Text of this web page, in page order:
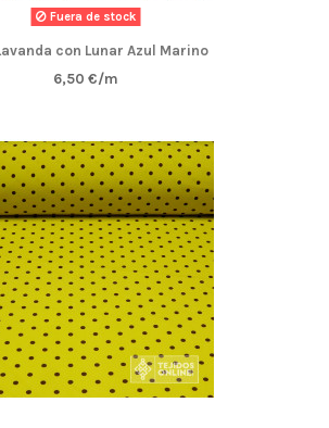
Fuera de stock
con Lunar Azul Marino
6,50 €/m